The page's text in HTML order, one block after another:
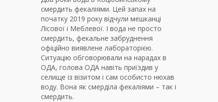
смердить фекаліями. Цей запах на
початку 2019 року відчули мешканці
Лісової і Меблевої. І вода не просто
смердить, фекальне забруднення
офіційно виявлене лабораторією.
Ситуацію обговорювали на нарадах в
ОДА, голова ОДА навіть приїздив у
селище із візитом і сам особисто нюхав
воду. Вона як смерділа фекаліями – так і
смердить.